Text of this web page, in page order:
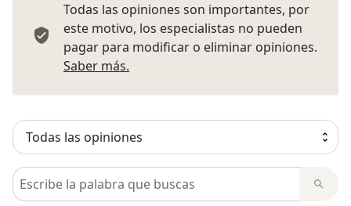
Todas las opiniones son importantes, por
este motivo, los especialistas no pueden
pagar para modificar o eliminar opiniones.
Saber más.
Busca en opiniones